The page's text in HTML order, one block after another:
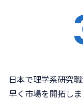
日本で理学系研究
早く市場を開拓し